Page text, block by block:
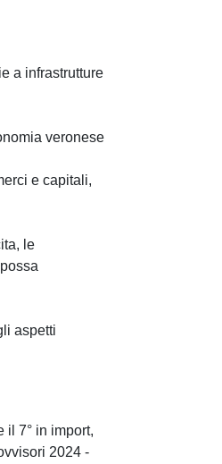
a infrastrutture
veronese
e capitali,
le
aspetti
il 7° in import,
2024 -